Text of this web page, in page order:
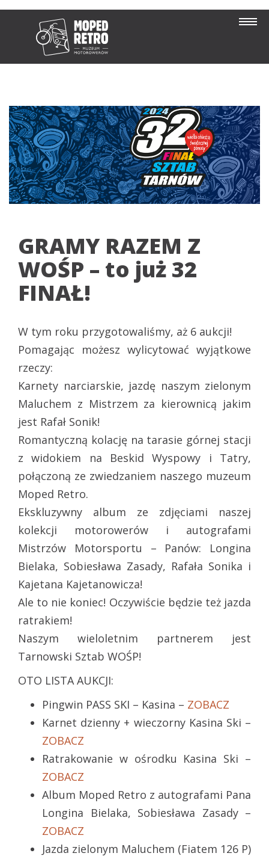
GRAMY RAZEM Z
WOŚP – to już 32
FINAŁ!
W tym roku przygotowaliśmy, aż 6 aukcji!
Pomagając możesz wylicytować wyjątkowe
rzeczy:
Karnety narciarskie, jazdę naszym zielonym
Maluchem z Mistrzem za kierownicą jakim
jest Rafał Sonik!
Romantyczną kolację na tarasie górnej stacji
z widokiem na Beskid Wyspowy i Tatry,
połączoną ze zwiedzaniem naszego muzeum
Moped Retro.
Ekskluzywny album ze zdjęciami naszej
kolekcji motorowerów i autografami
Mistrzów Motorsportu – Panów: Longina
Bielaka, Sobiesława Zasady, Rafała Sonika i
Kajetana Kajetanowicza!
Ale to nie koniec! Oczywiście będzie też jazda
ratrakiem!
Naszym wieloletnim partnerem jest
Tarnowski Sztab WOŚP!
OTO LISTA AUKCJI:
Pingwin PASS SKI – Kasina – ZOBACZ
Karnet dzienny + wieczorny Kasina Ski –
ZOBACZ
Ratrakowanie w ośrodku Kasina Ski –
ZOBACZ
Album Moped Retro z autografami Pana
Longina Bielaka, Sobiesława Zasady –
ZOBACZ
Jazda zielonym Maluchem (Fiatem 126 P)